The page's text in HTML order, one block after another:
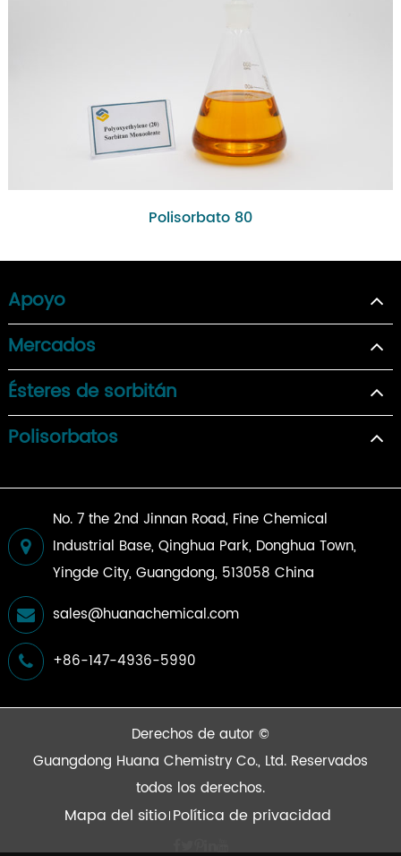
Polisorbato 80
Apoyo
Mercados
Ésteres de sorbitán
Polisorbatos
No. 7 the 2nd Jinnan Road, Fine Chemical
Industrial Base, Qinghua Park, Donghua Town,
Yingde City, Guangdong, 513058 China
sales@huanachemical.com
+86-147-4936-5990
Derechos de autor ©
Guangdong Huana Chemistry Co., Ltd. Reservados
todos los derechos.
Mapa del sitio Política de privacidad